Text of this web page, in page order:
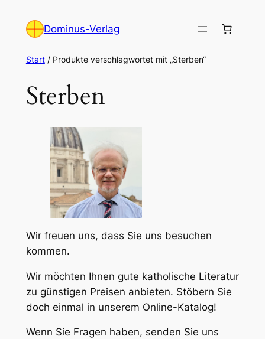
Inhalt
Dominus-Verlag
Start/ Produkte verschlagwortet mit „Sterben“
Sterben
Wir freuen uns, dass Sie uns besuchen
kommen.
Wir möchten Ihnen gute katholische Literatur
zu günstigen Preisen anbieten. Stöbern Sie
doch einmal in unserem Online-Katalog!
Wenn Sie Fragen haben, senden Sie uns